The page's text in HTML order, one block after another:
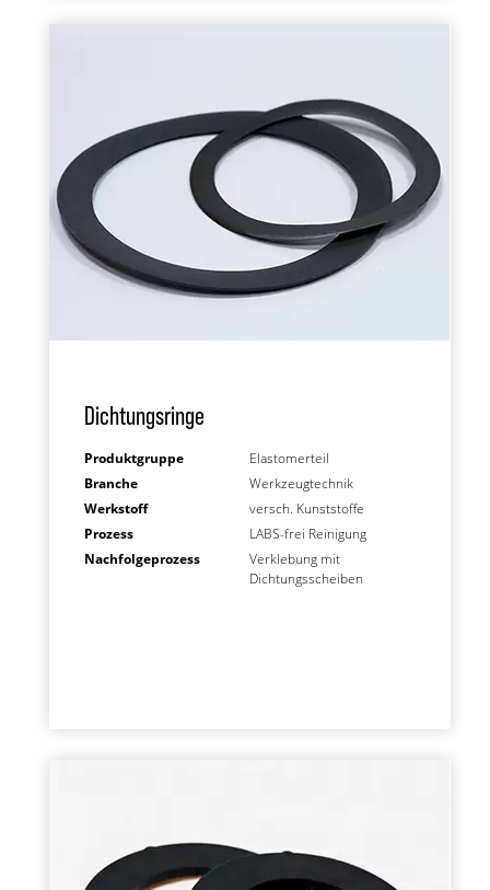
Dichtungsringe
Produktgruppe
Elastomerteil
Branche
Werkzeugtechnik
Werkstoff
versch. Kunststoffe
Prozess
LABS-frei Reinigung
Nachfolgeprozess
Verklebung mit
Dichtungsscheiben